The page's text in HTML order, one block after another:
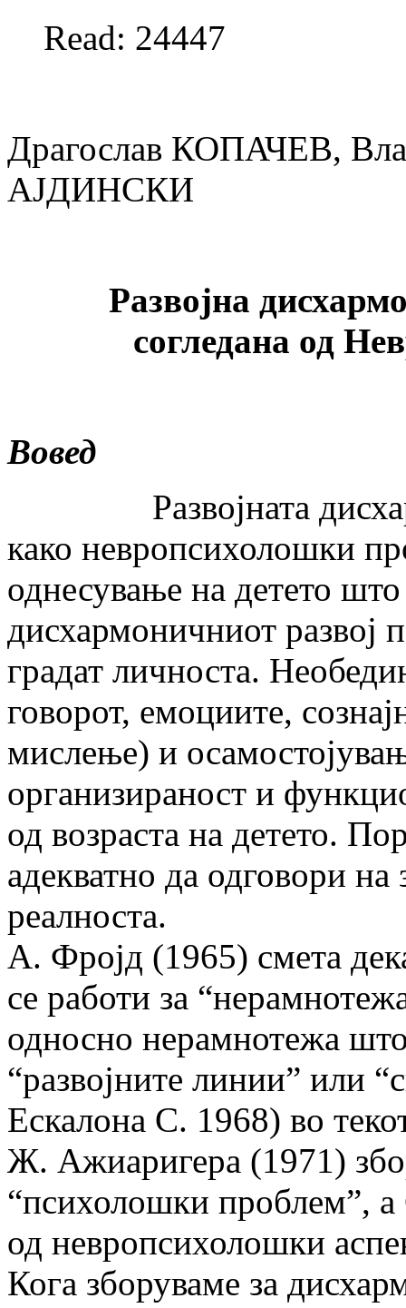
Read: 24447
Драгослав КОПАЧЕВ,
АЈДИНСКИ
Развојна
согледана од
Вовед
Развојната
како невропсихолошки
однесување на детето што
дисхармоничниот развој
градат личноста.
говорот, емоциите,
мислење) и
организираност и
од возраста на детето.
адекватно да одговори
реалноста.
А. Фројд (1965) смета
се работи за
односно нерамнотежа
“развојните линии” или
Ескалона С. 1968) во
Ж. Ажиаригера (1971)
“психолошки проблем”, а
од невропсихолошки
Кога зборуваме за